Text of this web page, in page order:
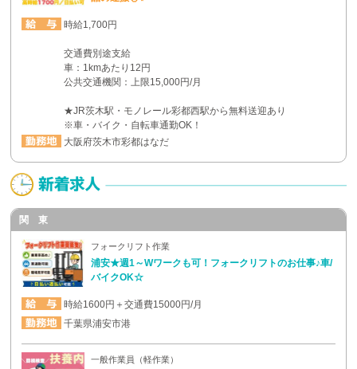
時給1,700円
交通費別途支給
車：1kmあたり12円
公共交通機関：上限15,000円/月
★JR茨木駅・モノレール彩都西駅から無料送迎あり
※車・バイク・自転車通勤OK！
大阪府茨木市彩都はなだ
関 東
フォークリフト作業
浦安★週1～Wワークも可！フォークリフトのお仕事♪車/
バイクOK☆
時給1600円＋交通費15000円/月
千葉県浦安市港
一般作業員（軽作業）